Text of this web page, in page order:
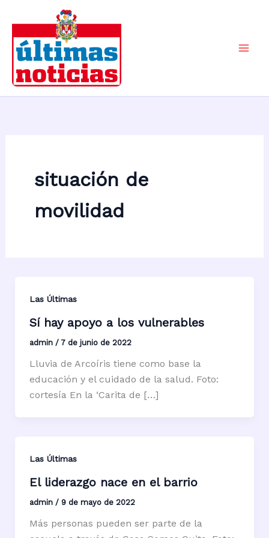
contenido
situación de
movilidad
Las Últimas
Sí hay apoyo a los vulnerables
admin / 7 de junio de 2022
Lluvia de Arcoíris tiene como base la
educación y el cuidado de la salud. Foto:
cortesía En la ‘Carita de […]
Las Últimas
El liderazgo nace en el barrio
admin / 9 de mayo de 2022
Más personas pueden ser parte de la